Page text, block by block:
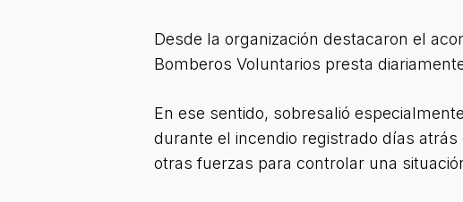
Desde la organización destacaron el
Bomberos Voluntarios presta
En ese sentido, sobresalió
durante el incendio registrado días
otras fuerzas para controlar una